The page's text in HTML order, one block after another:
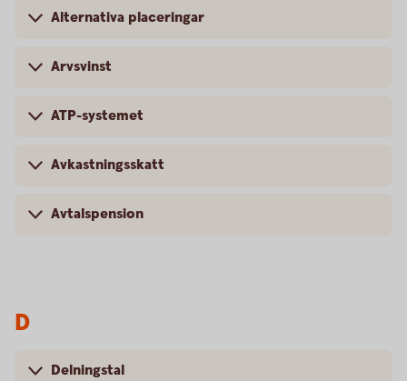
Alternativa placeringar
Arvsvinst
ATP-systemet
Avkastningsskatt
Avtalspension
D
Delningstal